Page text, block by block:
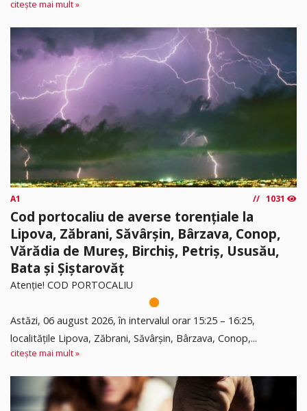
citește mai mult »
A1 1031
Cod portocaliu de averse torențiale la
Lipova, Zăbrani, Săvârșin, Bârzava, Conop,
Vărădia de Mureș, Birchiș, Petriș, Ususău,
Bata și Șiștarovăț
Atenție! COD PORTOCALIU
Astăzi, 06 august 2026, în intervalul orar 15:25 – 16:25,
localitățile Lipova, Zăbrani, Săvârșin, Bârzava, Conop,...
citește mai mult »